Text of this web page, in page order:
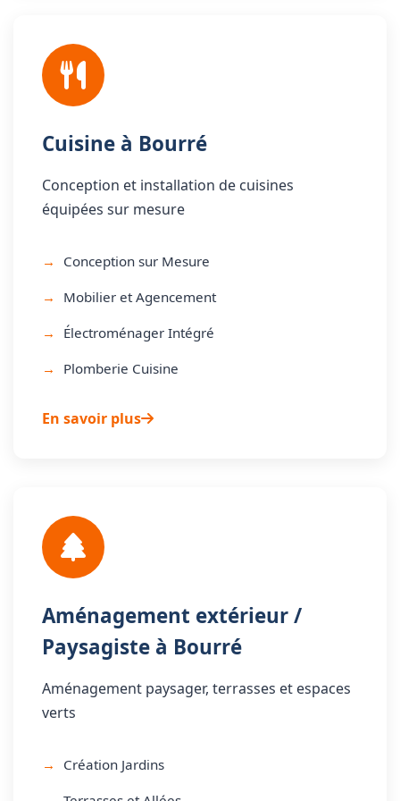
Cuisine à Bourré
Conception et installation de cuisines
équipées sur mesure
Conception sur Mesure
Mobilier et Agencement
Électroménager Intégré
Plomberie Cuisine
En savoir plus
Aménagement extérieur /
Paysagiste à Bourré
Aménagement paysager, terrasses et espaces
verts
Création Jardins